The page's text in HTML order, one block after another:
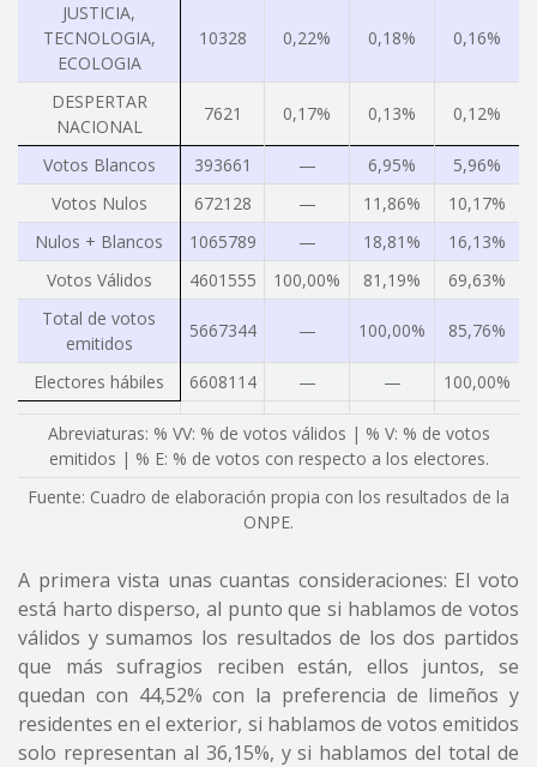
JUSTICIA,
TECNOLOGIA,
ECOLOGIA
10328 0,22% 0,18% 0,16%
DESPERTAR
NACIONAL
7621 0,17% 0,13% 0,12%
Votos Blancos 393661 — 6,95%
5,96%
Votos Nulos
672128 — 11,86%
10,17%
Nulos + Blancos
1065789 — 18,81%
16,13%
Votos Válidos
4601555 100,00% 81,19%
69,63%
Total de votos
emitidos
5667344 — 100,00% 85,76%
Electores hábiles 6608114 — — 100,00%
Abreviaturas: % VV: % de votos válidos | % V: % de votos
emitidos | % E: % de votos con respecto a los electores.
Fuente: Cuadro de elaboración propia con los resultados de la
ONPE.
A primera vista unas cuantas consideraciones: El voto
está harto disperso, al punto que si hablamos de votos
válidos y sumamos los resultados de los dos partidos
que más sufragios reciben están, ellos juntos, se
quedan con 44,52% con la preferencia de limeños y
residentes en el exterior, si hablamos de votos emitidos
solo representan al 36,15%, y si hablamos del total de